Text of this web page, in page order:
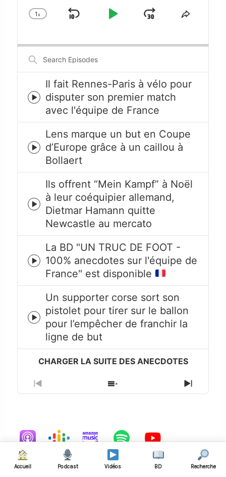
Change
1x
Skip
Play
JumpShare
Search
Episodes
Episode
play
icon
Il fait Rennes-Paris à vélo pour
disputer son premier match
avec l'équipe de France
Episode
play
icon
Lens marque un but en Coupe
d’Europe grâce à un caillou à
Bollaert
Episode
play
icon
Ils offrent “Mein Kampf” à Noël
à leur coéquipier allemand,
Dietmar Hamann quitte
Newcastle au mercato
Episode
play
icon
La BD "UN TRUC DE FOOT -
100% anecdotes sur l'équipe de
France" est disponible
Episode
play
icon
Un supporter corse sort son
pistolet pour tirer sur le ballon
pour l’empêcher de franchir la
ligne de but
Previous
Episode
Show
Episodes
Next
Episode
Accueil Podcast Vidéos BD Recherche